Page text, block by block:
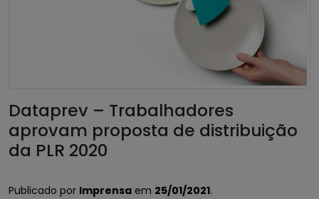
Dataprev – Trabalhadores
aprovam proposta de distribuição
da PLR 2020
Publicado por Imprensa em 25/01/2021.